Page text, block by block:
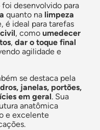
foi desenvolvido para
quanto na limpeza
é ideal para tarefas
, como umedecer
, dar o toque final
agilidade e
se destaca pela
janelas, portões,
em geral. Sua
anatômica
e excelente